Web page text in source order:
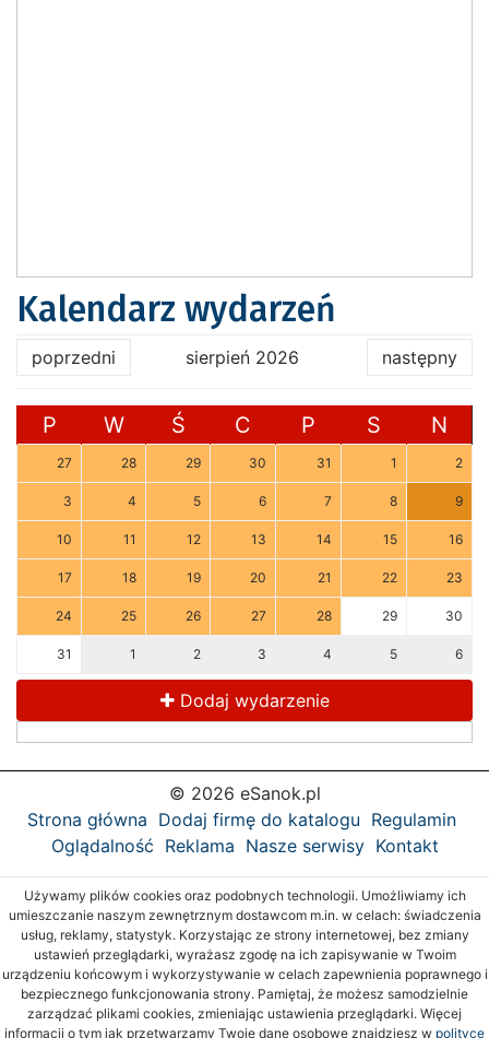
Kalendarz wydarzeń
poprzedni sierpień 2026 następny
P W Ś C P S N
27 28 29 30 31 1 2
3 4 5 6 7 8 9
10 11 12 13 14 15 16
17 18 19 20 21 22 23
24 25 26 27 28 29 30
31 1 2 3 4 5 6
Dodaj wydarzenie
© 2026 eSanok.pl
Strona główna Dodaj firmę do katalogu Regulamin
Oglądalność Reklama Nasze serwisy Kontakt
Używamy plików cookies oraz podobnych technologii. Umożliwiamy ich
umieszczanie naszym zewnętrznym dostawcom m.in. w celach: świadczenia
usług, reklamy, statystyk. Korzystając ze strony internetowej, bez zmiany
ustawień przeglądarki, wyrażasz zgodę na ich zapisywanie w Twoim
urządzeniu końcowym i wykorzystywanie w celach zapewnienia poprawnego i
bezpiecznego funkcjonowania strony. Pamiętaj, że możesz samodzielnie
zarządzać plikami cookies, zmieniając ustawienia przeglądarki. Więcej
informacji o tym jak przetwarzamy Twoje dane osobowe znajdziesz w polityce